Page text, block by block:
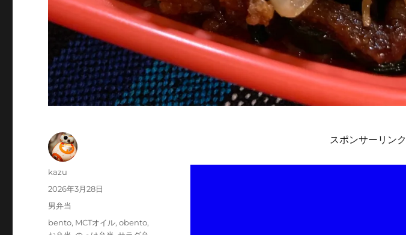
スポンサーリンク
投
kazu
投
稿
2026年3月28日
カ
テ
ゴ
男弁当
タ
bento, MCTオイル,obento,